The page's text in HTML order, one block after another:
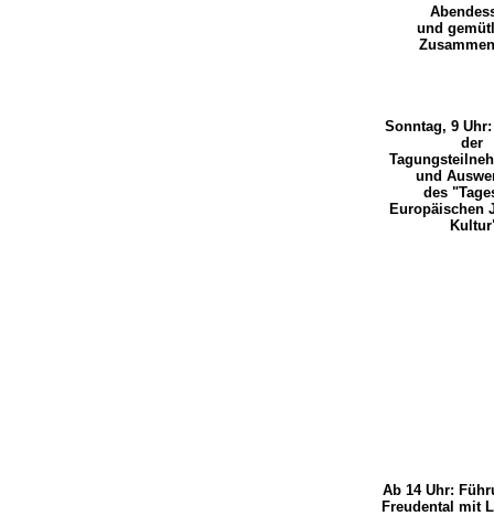
und
Sonntag, 9
der
und
des
Europäischen
Ab 14 Uhr:
Freudental mit